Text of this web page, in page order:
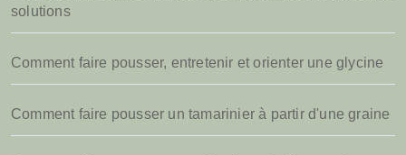
solutions
Comment faire pousser, entretenir et orienter une glycine
Comment faire pousser un tamarinier à partir d'une graine